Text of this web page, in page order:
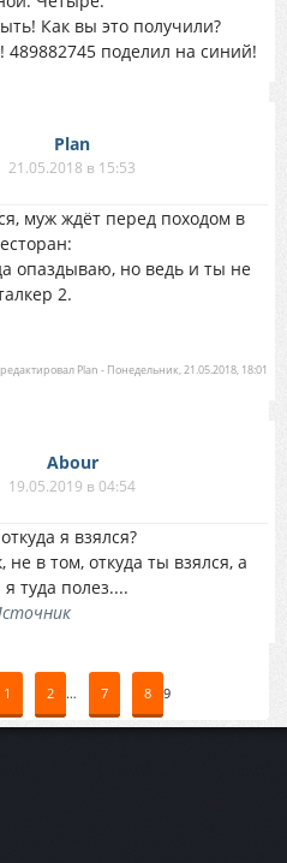
Как вы это получили?
поделил на синий!
Plan
21.05.2018 в 15:53
муж ждёт перед походом в
опаздываю, но ведь и ты не
2.
Plan - Понедельник, 21.05.2018, 18:01
Abour
19.05.2019 в 04:54
я взялся?
в том, откуда ты взялся, а
туда полез....
1 2 … 7 8 9